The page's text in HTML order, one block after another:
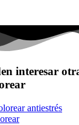
interesar
antiestrés